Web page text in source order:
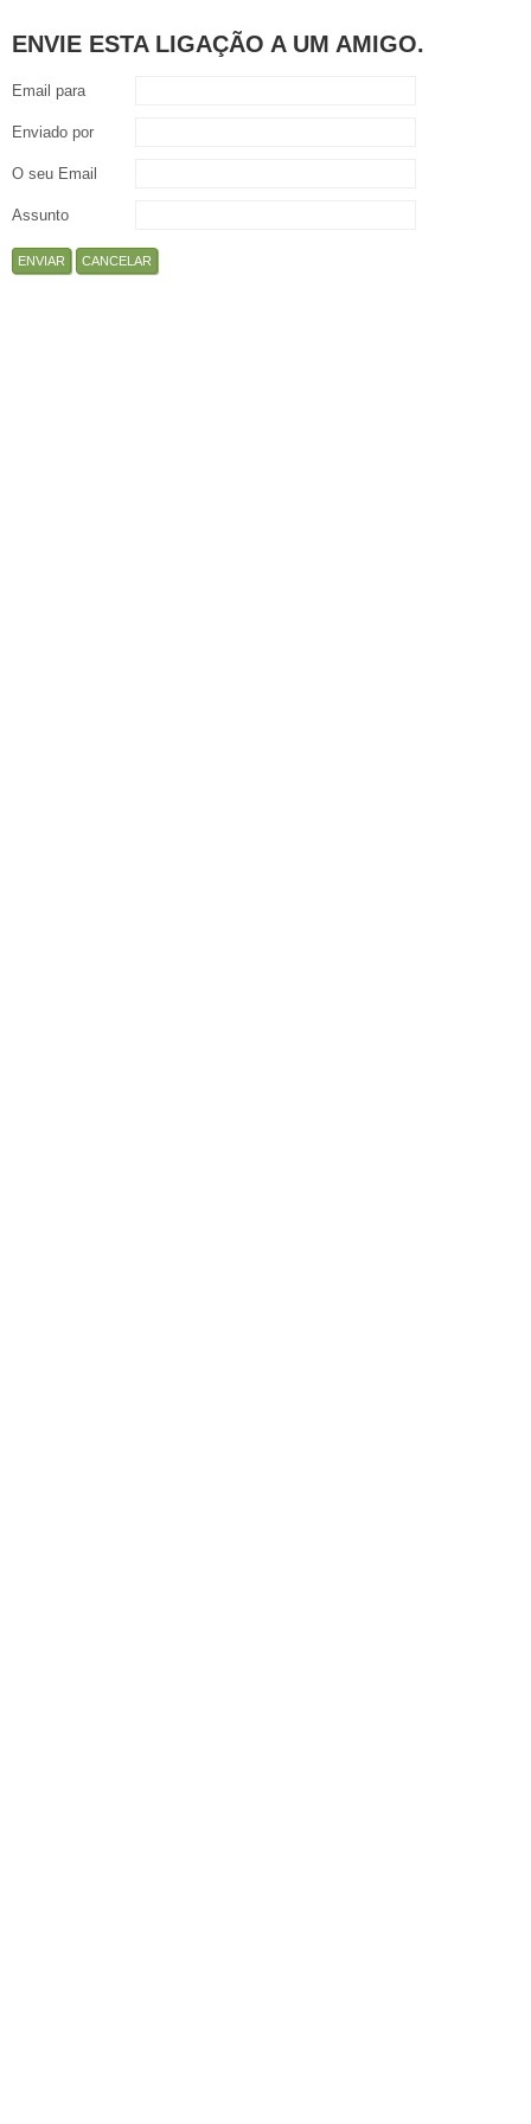
ENVIE ESTA LIGAÇÃO A UM AMIGO.
Email para
Enviado por
O seu Email
Assunto
ENVIAR CANCELAR